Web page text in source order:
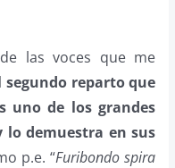
las voces que me
reparto que
uno de los grandes
lo demuestra en sus
p.e. “Furibondo spira